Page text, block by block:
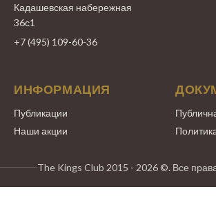
Кадашевская набережная
36с1
+7 (495) 109-60-36
ИНФОРМАЦИЯ
Публикации
Наши акции
The Kings Club 2015 - 2026 ©. Все